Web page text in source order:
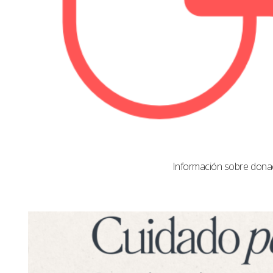
Información sobre